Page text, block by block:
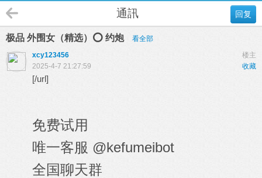
回复
通訊
极品 外围女（精选）⭕️ 约炮
看全部
楼主
xcy123456
收藏
2025-4-7 21:27:59
[/url]
免费试用
唯一客服 @kefumeibot
全国聊天群